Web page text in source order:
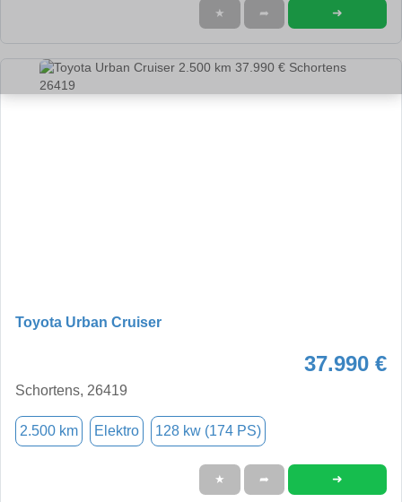
★ ➦ ➜
Toyota Urban Cruiser
37.990 €
Schortens, 26419
2.500 km Elektro 128 kw (174 PS)
★ ➦ ➜